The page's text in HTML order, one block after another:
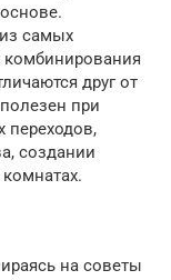
самых
друг от
при
создании
на советы